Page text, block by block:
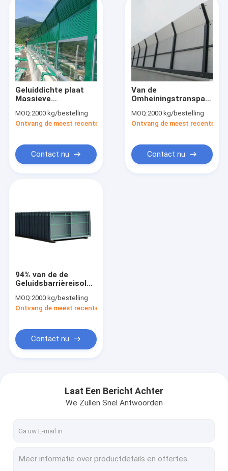
Ongeveer ons
Fabrieksreis
Nieuws
Verzoek om een Citaat
Doorzichtige acrylplaat
Geluiddichte plaat
Massieve
geluidsisolatiepanelen
MOQ:2000 kg/bestelling
Ontvang de meest recente Prijs
Contact nu
Van de
Omheiningstransparent
lawaaibarrière Plastic
de Bladenmateriaal
MOQ:2000 kg/bestelling
Ontvang de meest recente
Contact nu
94% van de de
Geluidsbarrièreisolatie
overbrengingsspoorweg
de
MOQ:2000 kg/bestelling
Ontvang de meest recente Prijs
Contact nu
Laat Een Bericht Achter
We Zullen Snel Antwoorden